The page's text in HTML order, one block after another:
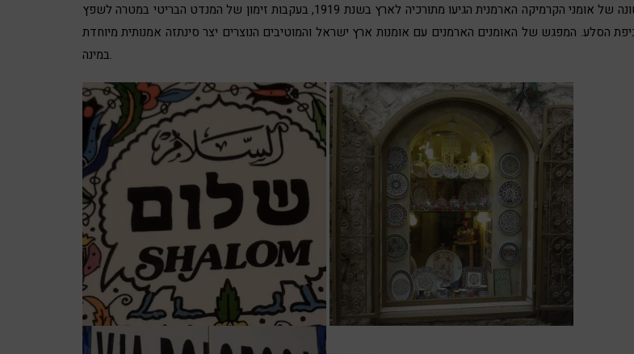
קבוצה ראשונה של אומני הקרמיקה הארמנית הגיעו מתורכיה לארץ בשנת 1919, בעקבות זימון של המנדט הבריטי במטרה לשפץ
הסלע. המפגש של האומנים הארמנים עם אומנות ארץ ישראל והמוטיבים הנוצרים יצר סינתזה אמנותית מיוחדת
במינה.